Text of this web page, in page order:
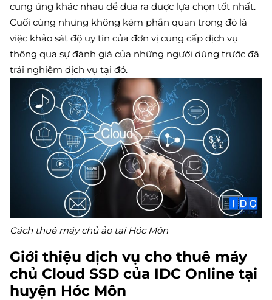
cung ứng khác nhau để đưa ra được lựa chọn tốt nhất.
Cuối cùng nhưng không kém phần quan trọng đó là
việc khảo sát độ uy tín của đơn vị cung cấp dịch vụ
thông qua sự đánh giá của những người dùng trước đã
trải nghiệm dịch vụ tại đó.
Cách thuê máy chủ ảo tại Hóc Môn
Giới thiệu dịch vụ cho thuê máy
chủ Cloud SSD của IDC Online tại
huyện Hóc Môn